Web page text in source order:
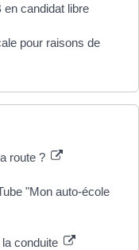
en candidat libre
pour raisons de
route ?
"Mon auto-école
conduite